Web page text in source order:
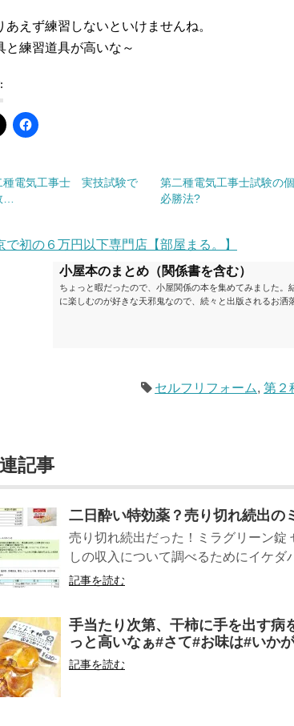
あえず練習しないといけませんね。
と練習道具が高いな～
種電気工事士 実技試験で
…
第二種電気工事士試験の
必勝法?
で初の６万円以下専門店【部屋まる。】
小屋本のまとめ（関係書を含む）
ちょっと暇だったので、小屋関係の本を集めてみました。
に楽しむのが好きな天邪鬼なので、続々と出版されるお洒
セルフリフォーム,第２
記事
二日酔い特効薬？売り切れ続出の
売り切れ続出だった！ミラグリーン錠
しの収入について調べるためにイケダ
記事を読む
手当たり次第、干柿に手を出す病
っと高いなぁ#さて#お味は#いか
記事を読む